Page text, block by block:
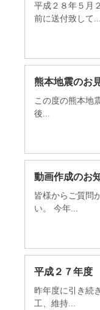
平成２８年５月
前に送付致して...
熊本地震のお
この度の熊本地
後...
動画作成のお
皆様からご質問
い。 今年...
平成２７年度
昨年度に引き続
工、維持...